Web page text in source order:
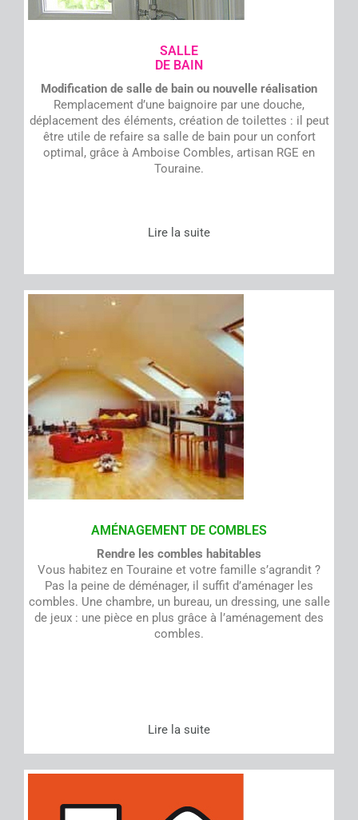
SALLE
DE BAIN
Modification de salle de bain ou nouvelle réalisation
Remplacement d’une baignoire par une douche,
déplacement des éléments, création de toilettes : il peut
être utile de refaire sa salle de bain pour un confort
optimal, grâce à Amboise Combles, artisan RGE en
Touraine.
Lire la suite
AMÉNAGEMENT DE COMBLES
Rendre les combles habitables
Vous habitez en Touraine et votre famille s’agrandit ?
Pas la peine de déménager, il suffit d’aménager les
combles. Une chambre, un bureau, un dressing, une salle
de jeux : une pièce en plus grâce à l’aménagement des
combles.
Lire la suite